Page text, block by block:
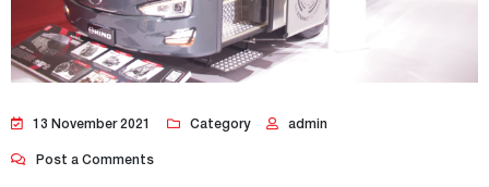
13 November 2021 Category admin
Post a Comments